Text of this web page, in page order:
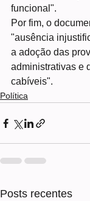
funcional".
Por fim, o
"ausência
a adoção das
administrativas e
cabíveis".
Política
Posts recentes